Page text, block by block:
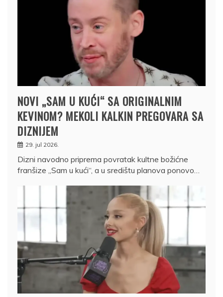
NOVI „SAM U KUĆI“ SA ORIGINALNIM
KEVINOM? MEKOLI KALKIN PREGOVARA SA
DIZNIJEM
29. jul 2026.
Dizni navodno priprema povratak kultne božićne
franšize „Sam u kući“, a u središtu planova ponovo…